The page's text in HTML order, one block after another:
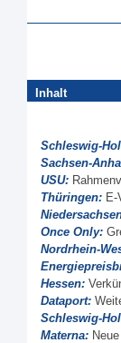
Inhalt
Schleswig-
Sachsen-
USU:
Thüringen:
Once Only:
Nordrhein-
Hessen:
Dataport:
Schleswig-
Materna: